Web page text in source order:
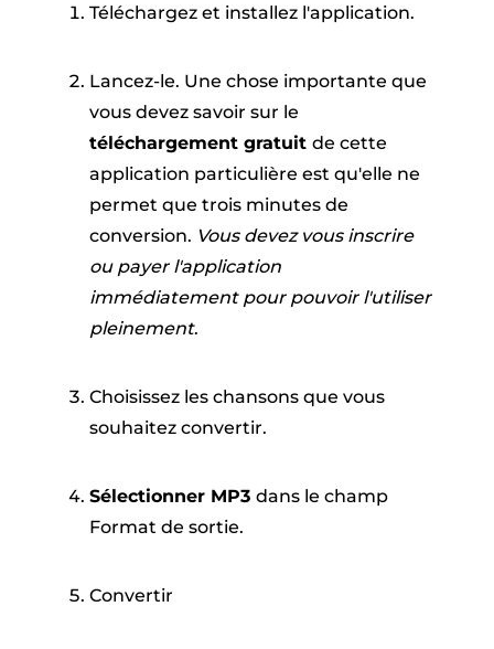
Téléchargez et installez l'application.
Lancez-le. Une chose importante que
vous devez savoir sur le
téléchargement gratuit de cette
application particulière est qu'elle ne
permet que trois minutes de
conversion. Vous devez vous inscrire
ou payer l'application
immédiatement pour pouvoir l'utiliser
pleinement.
Choisissez les chansons que vous
souhaitez convertir.
Sélectionner MP3 dans le champ
Format de sortie.
Convertir